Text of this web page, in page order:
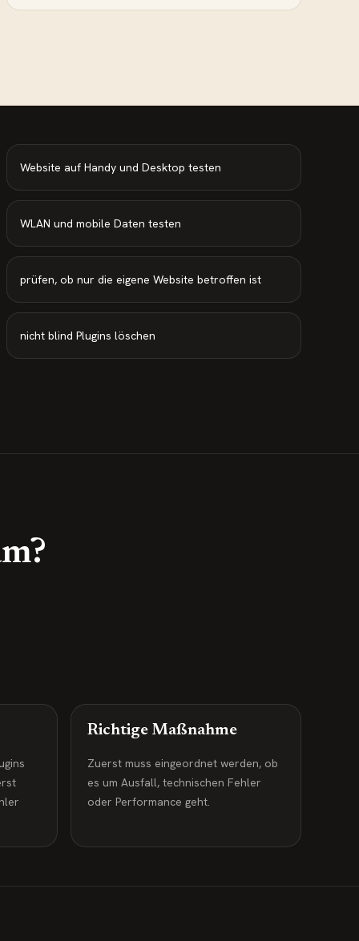
Website auf Handy und Desktop testen
WLAN und mobile Daten testen
prüfen, ob nur die eigene Website betroffen ist
nicht blind Plugins löschen
Richtige Maßnahme
Zuerst muss eingeordnet werden, ob
es um Ausfall, technischen Fehler
oder Performance geht.